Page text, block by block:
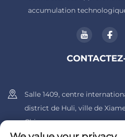
accumulation
Salle 1409, centre
district de Huli, ville de
Chine.